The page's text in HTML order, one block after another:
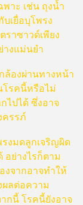
าะ เช่น ถุงน้ำ
บเยื่อบุโพรง
ราซาวด์เพียง
างแม่นยำ
ล้องผ่านทางหน้า
โรคนี้หรือไม่
ไปได้ ซึ่งอาจ
ครรภ์
รงมดลูกเจริญผิด
ย่างไรก็ตาม
งจากอาจทำให้
ผลต่อความ
กนี้ โรคนี้ยังอาจ